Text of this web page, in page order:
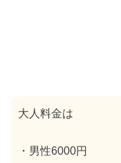
大人料金は
・男性6000円